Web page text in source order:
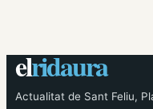
elridaura
Actualitat de Sant Feliu,